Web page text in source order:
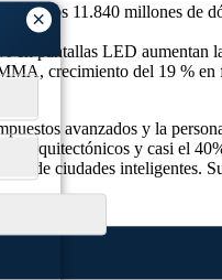
×
y los 11.840 millones de
en pantallas LED aumentan
crecimiento del 19 %
avanzados y la
arquitectónicos y casi el
de ciudades inteligentes.